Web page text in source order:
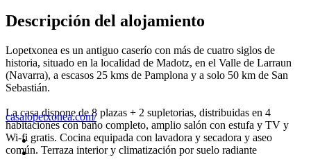
Descripción del alojamiento
Lopetxonea es un antiguo caserío con más de cuatro siglos de
historia, situado en la localidad de Madotz, en el Valle de Larraun
(Navarra), a escasos 25 kms de Pamplona y a solo 50 km de San
Sebastián.
La casa dispone de 8 plazas + 2 supletorias, distribuidas en 4
habitaciones con baño completo, amplio salón con estufa y TV y
Wi-fi gratis. Cocina equipada con lavadora y secadora y aseo
común. Terraza interior y climatización por suelo radiante
casalopetxonea.com/